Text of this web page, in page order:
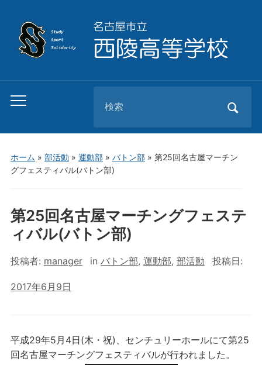
Toggle
menu
for:
ホーム » 部活動 » 運動部» バトン部» 第25回名古屋マーチン
グフェスティバル(バトン部)
第25回名古屋マーチングフェステ
ィバル(バトン部)
投稿者: manager in バトン部, 運動部, 部活動 投稿日:
2017年6月9日
平成29年5月4日(木・祝)、センチュリーホールにて第25
回名古屋マーチングフェスティバルが行われました。